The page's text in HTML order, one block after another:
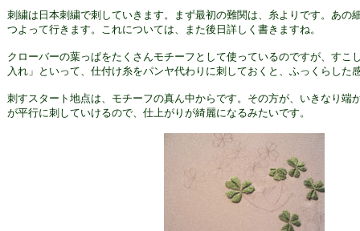
刺繍は日本刺繍で刺していきます。まず最初の難関は、糸よりです。あの
つよって行きます。これについては、また後日詳しく書きますね。
クローバーの葉っぱをたくさんモチーフとして使っているのですが、すこ
入れ」といって、仕付け糸をパンヤ代わりに刺しておくと、ふっくらした
刺すスタート地点は、モチーフの真ん中からです。その方が、いきなり端
が平行に刺していけるので、仕上がりが綺麗になるみたいです。